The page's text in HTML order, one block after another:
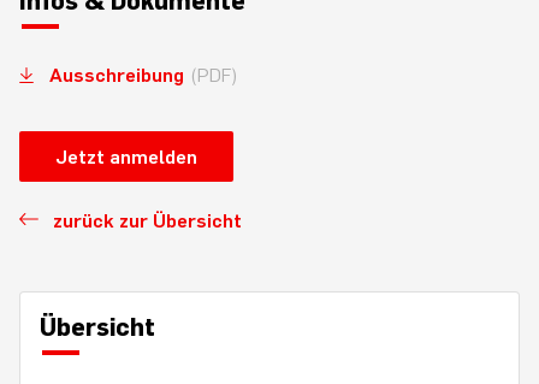
Ausschreibung (PDF)
Jetzt anmelden
zurück zur Übersicht
Übersicht